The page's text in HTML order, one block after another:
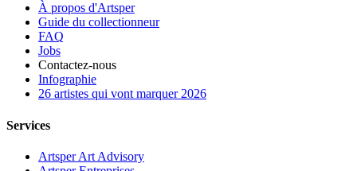
À propos d'Artsper
Guide du collectionneur
FAQ
Jobs
Contactez-nous
Infographie
26 artistes qui vont marquer 2026
Services
Artsper Art Advisory